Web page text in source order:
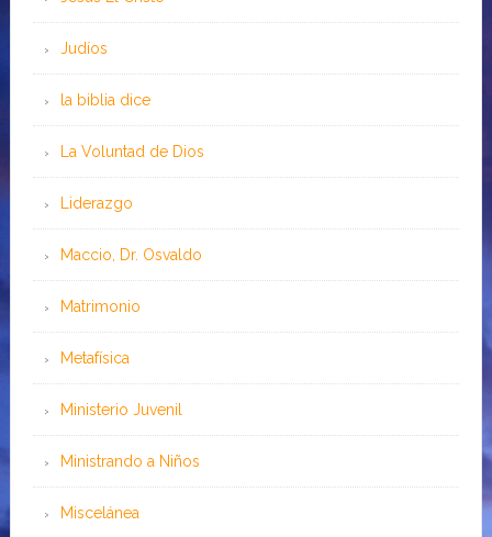
Judíos
la biblia dice
La Voluntad de Dios
Liderazgo
Maccio, Dr. Osvaldo
Matrimonio
Metafísica
Ministerio Juvenil
Ministrando a Niños
Miscelánea